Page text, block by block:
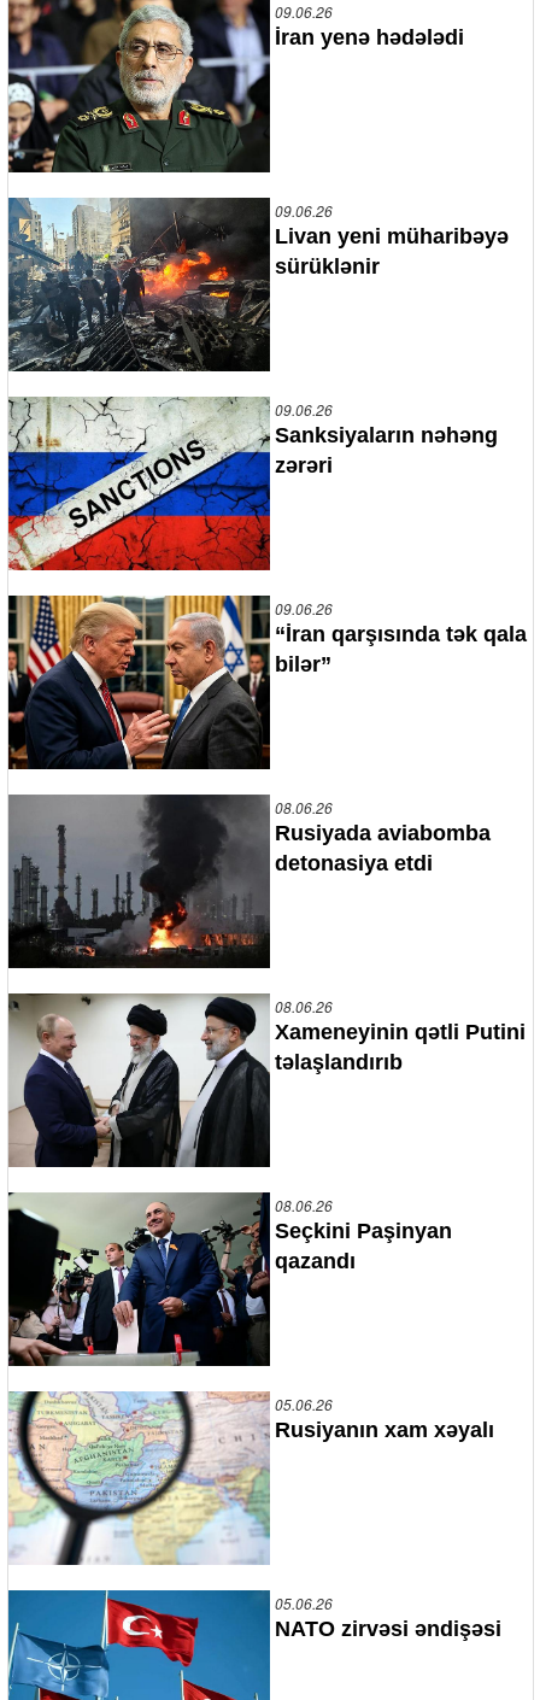
09.06.26
İran yenə hədələdi
09.06.26
Livan yeni müharibəyə
sürüklənir
09.06.26
Sanksiyaların nəhəng
zərəri
09.06.26
“İran qarşısında tək qala
bilər”
08.06.26
Rusiyada aviabomba
detonasiya etdi
08.06.26
Xameneyinin qətli Putini
təlaşlandırıb
08.06.26
Seçkini Paşinyan
qazandı
05.06.26
Rusiyanın xam xəyalı
05.06.26
NATO zirvəsi əndişəsi